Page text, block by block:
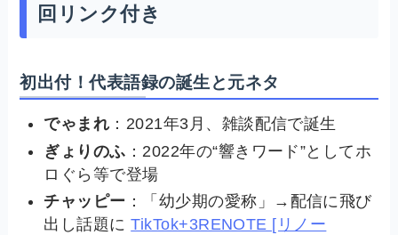
回リンク付き
初出付！代表語録の誕生と元ネタ
でゃまれ ：2021年3月、雑談配信で誕生
ぎょりのふ ：2022年の“響きワード”としてホ
ロぐら等で登場
チャッピー ：「幼少期の愛称」→配信に飛び
出し話題にTikTok+3RENOTE [リノー